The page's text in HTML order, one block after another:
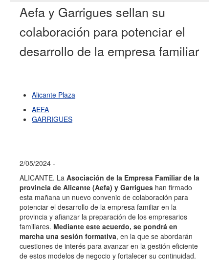
Boletines
UPSANA
Contacto
Aefa y Garrigues sellan su
colaboración para potenciar el
desarrollo de la empresa familiar
Alicante Plaza
AEFA
GARRIGUES
2/05/2024 -
ALICANTE. La Asociación de la Empresa Familiar de la
provincia de Alicante (Aefa) y Garrigues han firmado
esta mañana un nuevo convenio de colaboración para
potenciar el desarrollo de la empresa familiar en la
provincia y afianzar la preparación de los empresarios
familiares. Mediante este acuerdo, se pondrá en
marcha una sesión formativa, en la que se abordarán
cuestiones de interés para avanzar en la gestión eficiente
de estos modelos de negocio y fortalecer su continuidad.